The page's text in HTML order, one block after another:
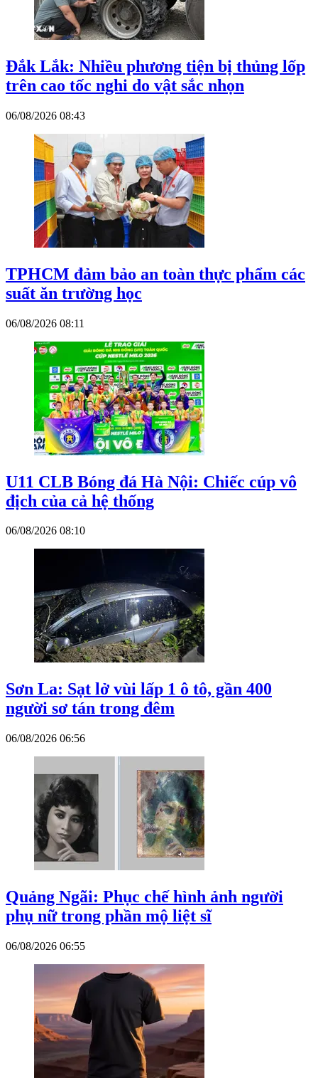
Đắk Lắk: Nhiều phương tiện bị thủng lốp
trên cao tốc nghi do vật sắc nhọn
06/08/2026 08:43
TPHCM đảm bảo an toàn thực phẩm các
suất ăn trường học
06/08/2026 08:11
U11 CLB Bóng đá Hà Nội: Chiếc cúp vô
địch của cả hệ thống
06/08/2026 08:10
Sơn La: Sạt lở vùi lấp 1 ô tô, gần 400
người sơ tán trong đêm
06/08/2026 06:56
Quảng Ngãi: Phục chế hình ảnh người
phụ nữ trong phần mộ liệt sĩ
06/08/2026 06:55